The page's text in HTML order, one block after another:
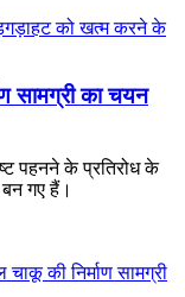
सामग्री का चयन
पहनने के प्रतिरोध के
गए हैं।